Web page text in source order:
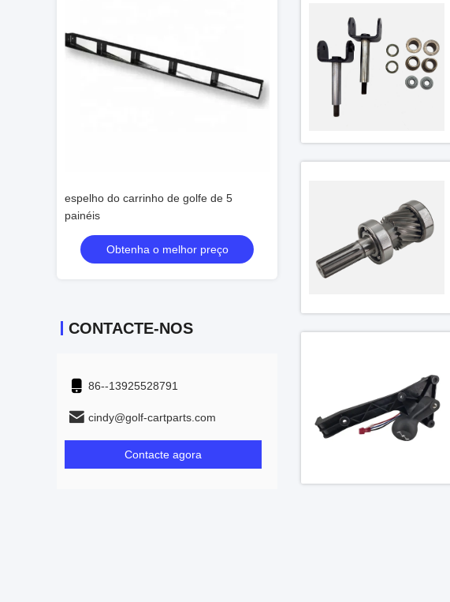
espelho do carrinho de golfe de 5
painéis
Obtenha o melhor preço
48V 4KW Carrinhos elétricos legais
Obtenha o melhor preço
CONTACTE-NOS
86--13925528791
cindy@golf-cartparts.com
Contacte agora